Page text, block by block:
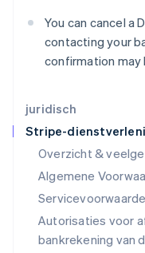
juridisch
Stripe-
Overzicht &
Algemene
Autorisaties voor
bankrekening van
You can cancel a
contacting your
confirmation may
English
Liechtenstein
Litouwen
Luxemburg
Français
Maleisië
English简体中文
Malta
Mexico
Español English
Nederland